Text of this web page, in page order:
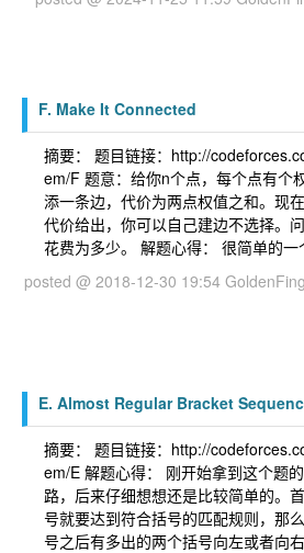
F. Make It Connected
摘要： 题目链接：http://
em/F 题意：给你n个点，每个点有个
添一条边，代价为两点权值之和。现
代价给出，你可以自己建边不选择。
花费为多少。 解题心得： 很简单的一
posted @ 2018-12-30 19:54
E. Almost Regular Bracket
摘要： 题目链接：http://
em/E 解题心得： 刚开始拿到这个题
路，后来仔细想想还是比较简单的。
号就要达到符合括号的匹配规则，那
号之后有多出的两个括号向左或者向